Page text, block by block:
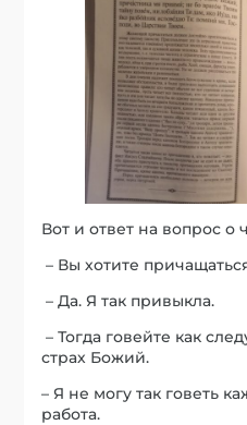
Вот и ответ на вопрос о
– Вы хотите
– Да. Я так привыкла.
– Тогда говейте как
страх Божий.
– Я не могу так говеть
работа.